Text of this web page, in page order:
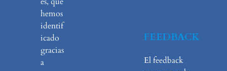
hemos
identif
icado
gracias
a
FEEDBACK
El feedback